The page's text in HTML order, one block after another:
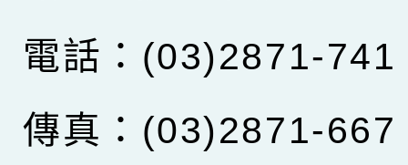
電話：(03)2871-741
傳真：(03)2871-667